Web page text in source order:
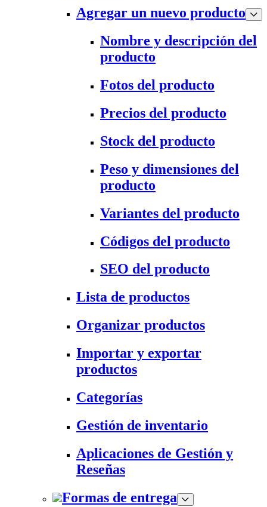
Agregar un nuevo producto
Nombre y descripción del
producto
Fotos del producto
Precios del producto
Stock del producto
Peso y dimensiones del
producto
Variantes del producto
Códigos del producto
SEO del producto
Lista de productos
Organizar productos
Importar y exportar
productos
Categorías
Gestión de inventario
Aplicaciones de Gestión y
Reseñas
Formas de entrega